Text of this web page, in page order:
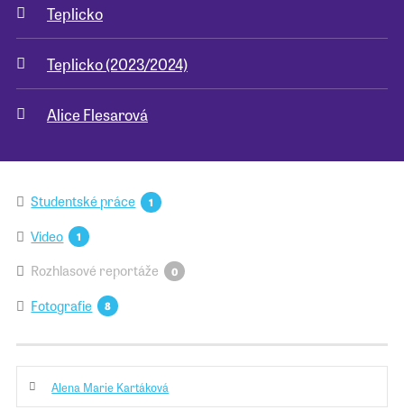
Příběhy našich sousedů
Teplicko
Teplicko (2023/2024)
Alice Flesarová
Studentské práce 1
Video 1
Rozhlasové reportáže 0
Fotografie 8
Alena Marie Kartáková